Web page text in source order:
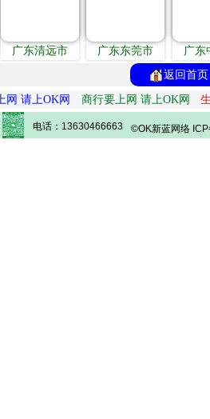
广东清远市 广东东莞市 广东
返回首页
网 请上OK网 商行要上网 请上OK网
电话：13630466663 ©OK新蓝网络